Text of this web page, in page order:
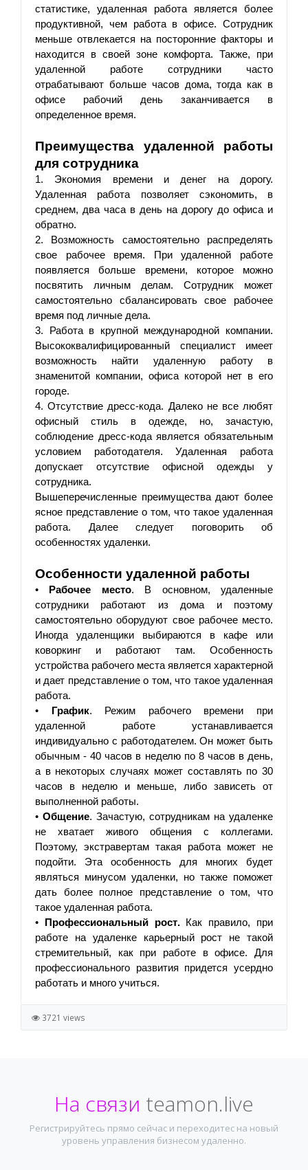
статистике, удаленная работа является более
продуктивной, чем работа в офисе. Сотрудник
меньше отвлекается на посторонние факторы и
находится в своей зоне комфорта. Также, при
удаленной работе сотрудники часто
отрабатывают больше часов дома, тогда как в
офисе рабочий день заканчивается в
определенное время.
Преимущества удаленной работы
для сотрудника
1. Экономия времени и денег на дорогу.
Удаленная работа позволяет сэкономить, в
среднем, два часа в день на дорогу до офиса и
обратно.
2. Возможность самостоятельно распределять
свое рабочее время. При удаленной работе
появляется больше времени, которое можно
посвятить личным делам. Сотрудник может
самостоятельно сбалансировать свое рабочее
время под личные дела.
3. Работа в крупной международной компании.
Высококвалифицированный специалист имеет
возможность найти удаленную работу в
знаменитой компании, офиса которой нет в его
городе.
4. Отсутствие дресс-кода. Далеко не все любят
офисный стиль в одежде, но, зачастую,
соблюдение дресс-кода является обязательным
условием работодателя. Удаленная работа
допускает отсутствие офисной одежды у
сотрудника.
Вышеперечисленные преимущества дают более
ясное представление о том, что такое удаленная
работа. Далее следует поговорить об
особенностях удаленки.
Особенности удаленной работы
• Рабочее место. В основном, удаленные
сотрудники работают из дома и поэтому
самостоятельно оборудуют свое рабочее место.
Иногда удаленщики выбираются в кафе или
коворкинг и работают там. Особенность
устройства рабочего места является характерной
и дает представление о том, что такое удаленная
работа.
• График. Режим рабочего времени при
удаленной работе устанавливается
индивидуально с работодателем. Он может быть
обычным - 40 часов в неделю по 8 часов в день,
а в некоторых случаях может составлять по 30
часов в неделю и меньше, либо зависеть от
выполненной работы.
• Общение. Зачастую, сотрудникам на удаленке
не хватает живого общения с коллегами.
Поэтому, экстравертам такая работа может не
подойти. Эта особенность для многих будет
являться минусом удаленки, но также поможет
дать более полное представление о том, что
такое удаленная работа.
• Профессиональный рост. Как правило, при
работе на удаленке карьерный рост не такой
стремительный, как при работе в офисе. Для
профессионального развития придется усердно
работать и много учиться.
3721 views
На связи teamon.live
Регистрируйтесь прямо сейчас и переходитес на новый
уровень управления бизнесом удаленно.